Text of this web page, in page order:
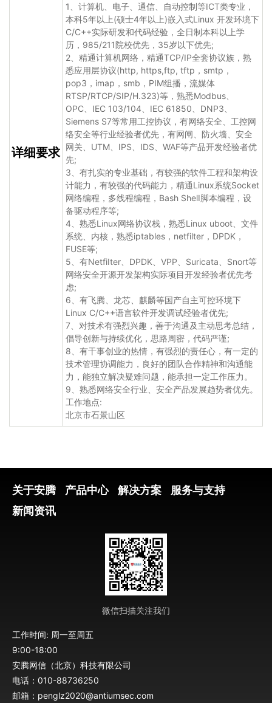
详细要求
1、计算机、电子、通信、自动控制等ICT类专业，
本科5年以上(硕士4年以上)嵌入式Linux 开发环境下
C/C++实际研发和代码经验，全日制本科以上学
历，985/211院校优先，35岁以下优先;
2、精通计算机网络，精通TCP/IP全套协议族，熟
悉应用层协议(http, https,ftp, tftp，smtp，
pop3，imap，smb，PIM组播，流媒体
RTSP/RTCP/SIP/H.323)等，熟悉Modbus、
OPC、IEC 103/104、IEC 61850、DNP3、
Siemens S7等常用工控协议，有网络安全、工控网
络安全等行业经验者优先，有网闸、防火墙、安全
网关、UTM、IPS、IDS、WAF等产品开发经验者优
先;
3、有扎实的专业基础，有较强的软件工程和架构设
计能力，有较强的代码能力，精通Linux系统Socket
网络编程，多线程编程，Bash ShelI脚本编程，设
备驱动程序等;
4、熟悉Linux网络协议栈，熟悉Linux uboot、文件
系统、内核，熟悉iptables，netfilter，DPDK，
FUSE等;
5、有NetfiIter、DPDK、VPP、Suricata、Snort等
网络安全开源开发架构实际项目开发经验者优先考
虑;
6、有飞腾、龙芯、麒麟等国产自主可控环境下
Linux C/C++语言软件开发调试经验者优先;
7、对技术有强烈兴趣，善于沟通及主动思考总结，
倡导创新与持续优化，思路周密，代码严谨;
8、有干事创业的热情，有强烈的责任心，有一定的
技术管理协调能力，良好的团队合作精神和沟通能
力，能独立解决疑难问题，能承担一定工作压力。
9、熟悉网络安全行业、安全产品发展趋势者优先。
工作地点:
北京市石景山区
关于安腾 产品中心 解决方案
服务与支持
新闻资讯
微信扫描关注我们
工作时间: 周一至周五
9:00-18:00
安腾网信（北京）科技有限公司
电话：010-88736250
邮箱：penglz2020@antiumsec.com